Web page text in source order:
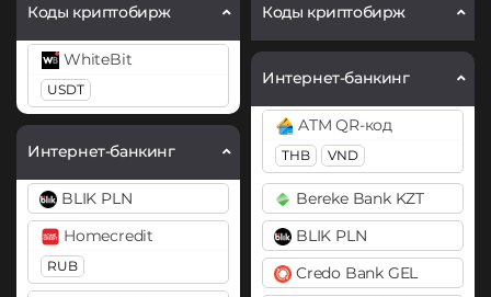
Compound (COMP)
Cosmos (ATOM)
Curve (CRV)
DAI
ERC20
DASH
Decentraland (MANA)
Dogecoin (DOGE)
USD EUR
Wise
USD
ЮMoney RUB
Коды криптобирж
WhiteBit
USDT
Интернет-банкинг
BLIK PLN
Homecredit
RUB
DASH
Decentraland (MANA)
Dogecoin (DOGE)
DOGE
Polkadot (DOT)
Pix BRL
Revolut
EUR USD GBP
Skrill
USD EUR
Volet (AdvCash)
Коды криптобирж
Интернет-банкинг
ATM QR-код
THB VND
Bereke Bank KZT
BLIK PLN
Credo Bank GEL